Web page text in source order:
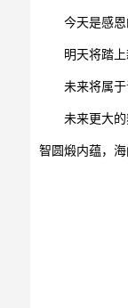
今天是感
明天将踏
未来将属
未来更大
智圆煅内蕴，海